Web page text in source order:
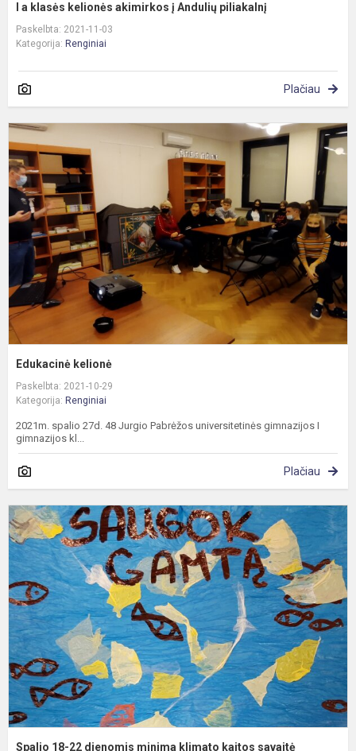
I a klasės kelionės akimirkos į Andulių piliakalnį
Paskelbta: 2021-11-03
Kategorija: Renginiai
Plačiau
Edukacinė kelionė
Paskelbta: 2021-10-29
Kategorija: Renginiai
2021m. spalio 27d. 48 Jurgio Pabrėžos universitetinės gimnazijos I
gimnazijos kl...
Plačiau
Spalio 18-22 dienomis minima klimato kaitos savaitė